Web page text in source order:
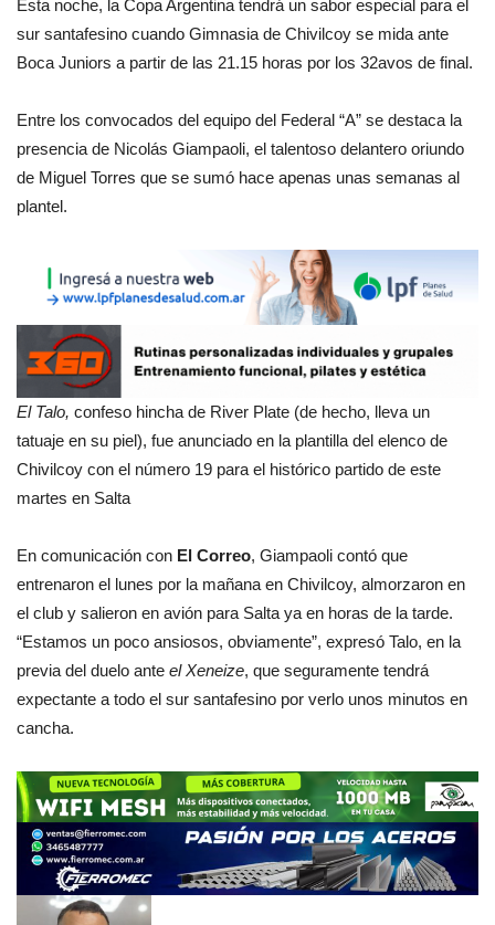
Esta noche, la Copa Argentina tendrá un sabor especial para el
sur santafesino cuando Gimnasia de Chivilcoy se mida ante
Boca Juniors a partir de las 21.15 horas por los 32avos de final.
Entre los convocados del equipo del Federal “A” se destaca la
presencia de Nicolás Giampaoli, el talentoso delantero oriundo
de Miguel Torres que se sumó hace apenas unas semanas al
plantel.
El Talo, confeso hincha de River Plate (de hecho, lleva un
tatuaje en su piel), fue anunciado en la plantilla del elenco de
Chivilcoy con el número 19 para el histórico partido de este
martes en Salta
En comunicación con El Correo, Giampaoli contó que
entrenaron el lunes por la mañana en Chivilcoy, almorzaron en
el club y salieron en avión para Salta ya en horas de la tarde.
“Estamos un poco ansiosos, obviamente”, expresó Talo, en la
previa del duelo ante el Xeneize, que seguramente tendrá
expectante a todo el sur santafesino por verlo unos minutos en
cancha.